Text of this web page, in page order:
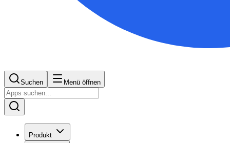
Suchen Menü öffnen
Produkt